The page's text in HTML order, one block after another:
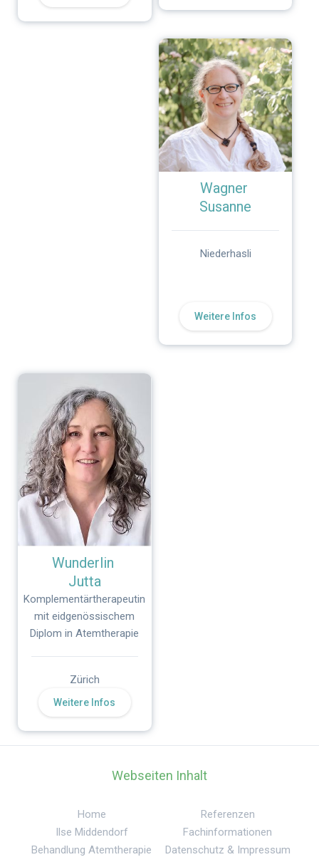
Wagner
Susanne
Niederhasli
Weitere Infos
Wunderlin
Jutta
Komplementärtherapeutin
mit eidgenössischem
Diplom in Atemtherapie
Zürich
Weitere Infos
Webseiten Inhalt
Home
Ilse Middendorf
Behandlung Atemtherapie
Referenzen
Fachinformationen
Datenschutz & Impressum